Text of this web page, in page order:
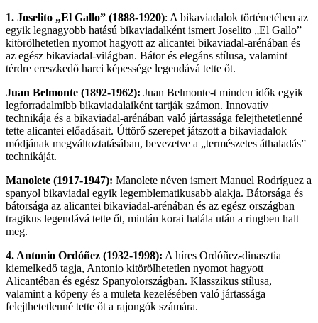
1. Joselito „El Gallo” (1888-1920): A bikaviadalok történetében az
egyik legnagyobb hatású bikaviadalként ismert Joselito „El Gallo”
kitörölhetetlen nyomot hagyott az alicantei bikaviadal-arénában és
az egész bikaviadal-világban. Bátor és elegáns stílusa, valamint
térdre ereszkedő harci képessége legendává tette őt.
Juan Belmonte (1892-1962): Juan Belmonte-t minden idők egyik
legforradalmibb bikaviadalaiként tartják számon. Innovatív
technikája és a bikaviadal-arénában való jártassága felejthetetlenné
tette alicantei előadásait. Úttörő szerepet játszott a bikaviadalok
módjának megváltoztatásában, bevezetve a „természetes áthaladás”
technikáját.
Manolete (1917-1947): Manolete néven ismert Manuel Rodríguez a
spanyol bikaviadal egyik legemblematikusabb alakja. Bátorsága és
bátorsága az alicantei bikaviadal-arénában és az egész országban
tragikus legendává tette őt, miután korai halála után a ringben halt
meg.
4. Antonio Ordóñez (1932-1998): A híres Ordóñez-dinasztia
kiemelkedő tagja, Antonio kitörölhetetlen nyomot hagyott
Alicantéban és egész Spanyolországban. Klasszikus stílusa,
valamint a köpeny és a muleta kezelésében való jártassága
felejthetetlenné tette őt a rajongók számára.